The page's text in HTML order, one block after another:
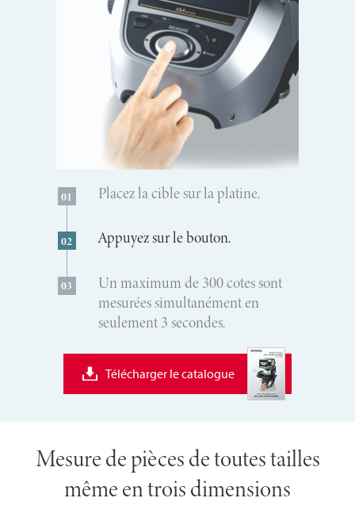
Placez la cible sur la platine.
Appuyez sur le bouton.
Un maximum de 300 cotes sont
mesurées simultanément en
seulement 3 secondes.
Télécharger le catalogue
Mesure de pièces de toutes tailles
même en trois dimensions